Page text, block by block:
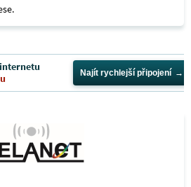
Najít rychlejší připojení